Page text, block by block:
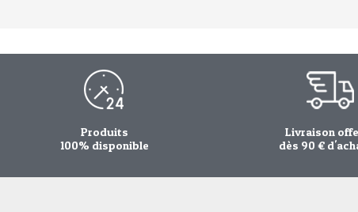
Produits
100% disponible
Livraison
dès 90 €